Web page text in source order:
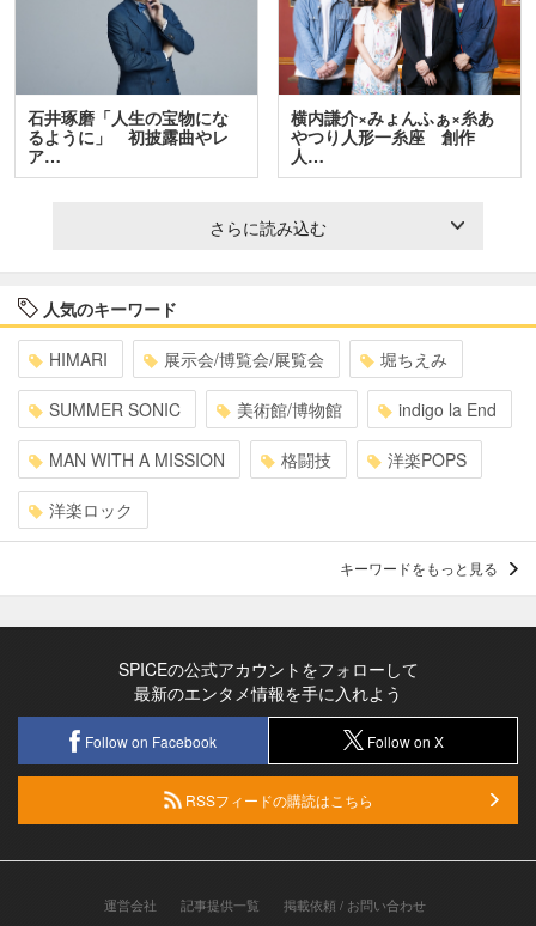
石井琢磨「人生の宝物にな
るように」 初披露曲やレ
ア…
横内謙介×みょんふぁ×糸あ
やつり人形一糸座 創作
人…
さらに読み込む
人気のキーワード
HIMARI 展示会/博覧会/展覧会 堀ちえみ
SUMMER SONIC 美術館/博物館 indigo la End
MAN WITH A MISSION 格闘技 洋楽POPS
洋楽ロック
キーワードをもっと見る
SPICEの公式アカウントをフォローして
最新のエンタメ情報を手に入れよう
Follow on Facebook Follow on X
RSSフィードの購読はこちら
運営会社 記事提供一覧 掲載依頼 / お問い合わせ